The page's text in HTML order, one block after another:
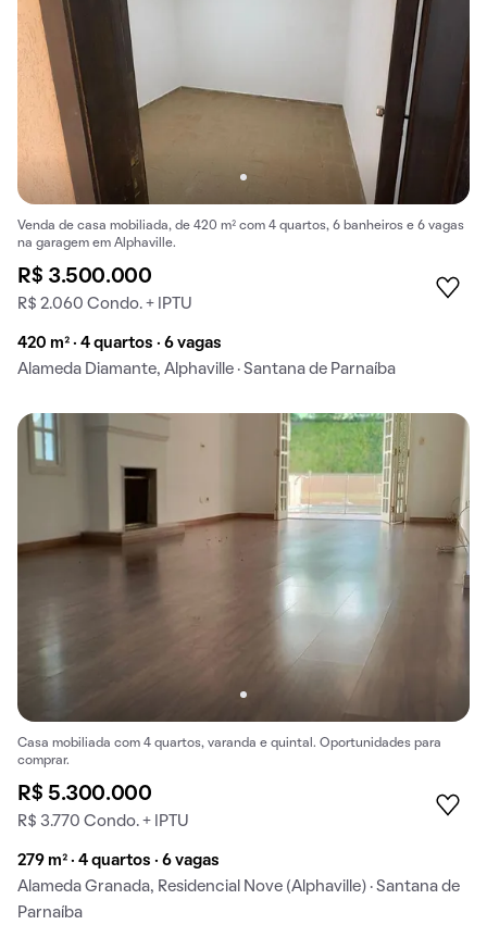
Venda de casa mobiliada, de 420 m² com 4 quartos, 6 banheiros e 6 vagas
na garagem em Alphaville.
R$ 3.500.000
R$ 2.060 Condo. + IPTU
420 m² · 4 quartos · 6 vagas
Alameda Diamante, Alphaville · Santana de Parnaíba
Casa mobiliada com 4 quartos, varanda e quintal. Oportunidades para
comprar.
R$ 5.300.000
R$ 3.770 Condo. + IPTU
279 m² · 4 quartos · 6 vagas
Alameda Granada, Residencial Nove (Alphaville) · Santana de
Parnaíba